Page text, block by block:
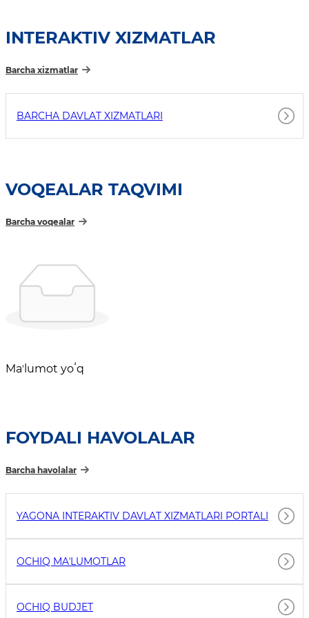
INTERAKTIV XIZMATLAR
Barcha xizmatlar
BARCHA DAVLAT XIZMATLARI
VOQEALAR TAQVIMI
Barcha voqealar
Maʼlumot yoʻq
FOYDALI HAVOLALAR
Barcha havolalar
YAGONA INTERAKTIV DAVLAT XIZMATLARI PORTALI
OCHIQ MAʼLUMOTLAR
OCHIQ BUDJET